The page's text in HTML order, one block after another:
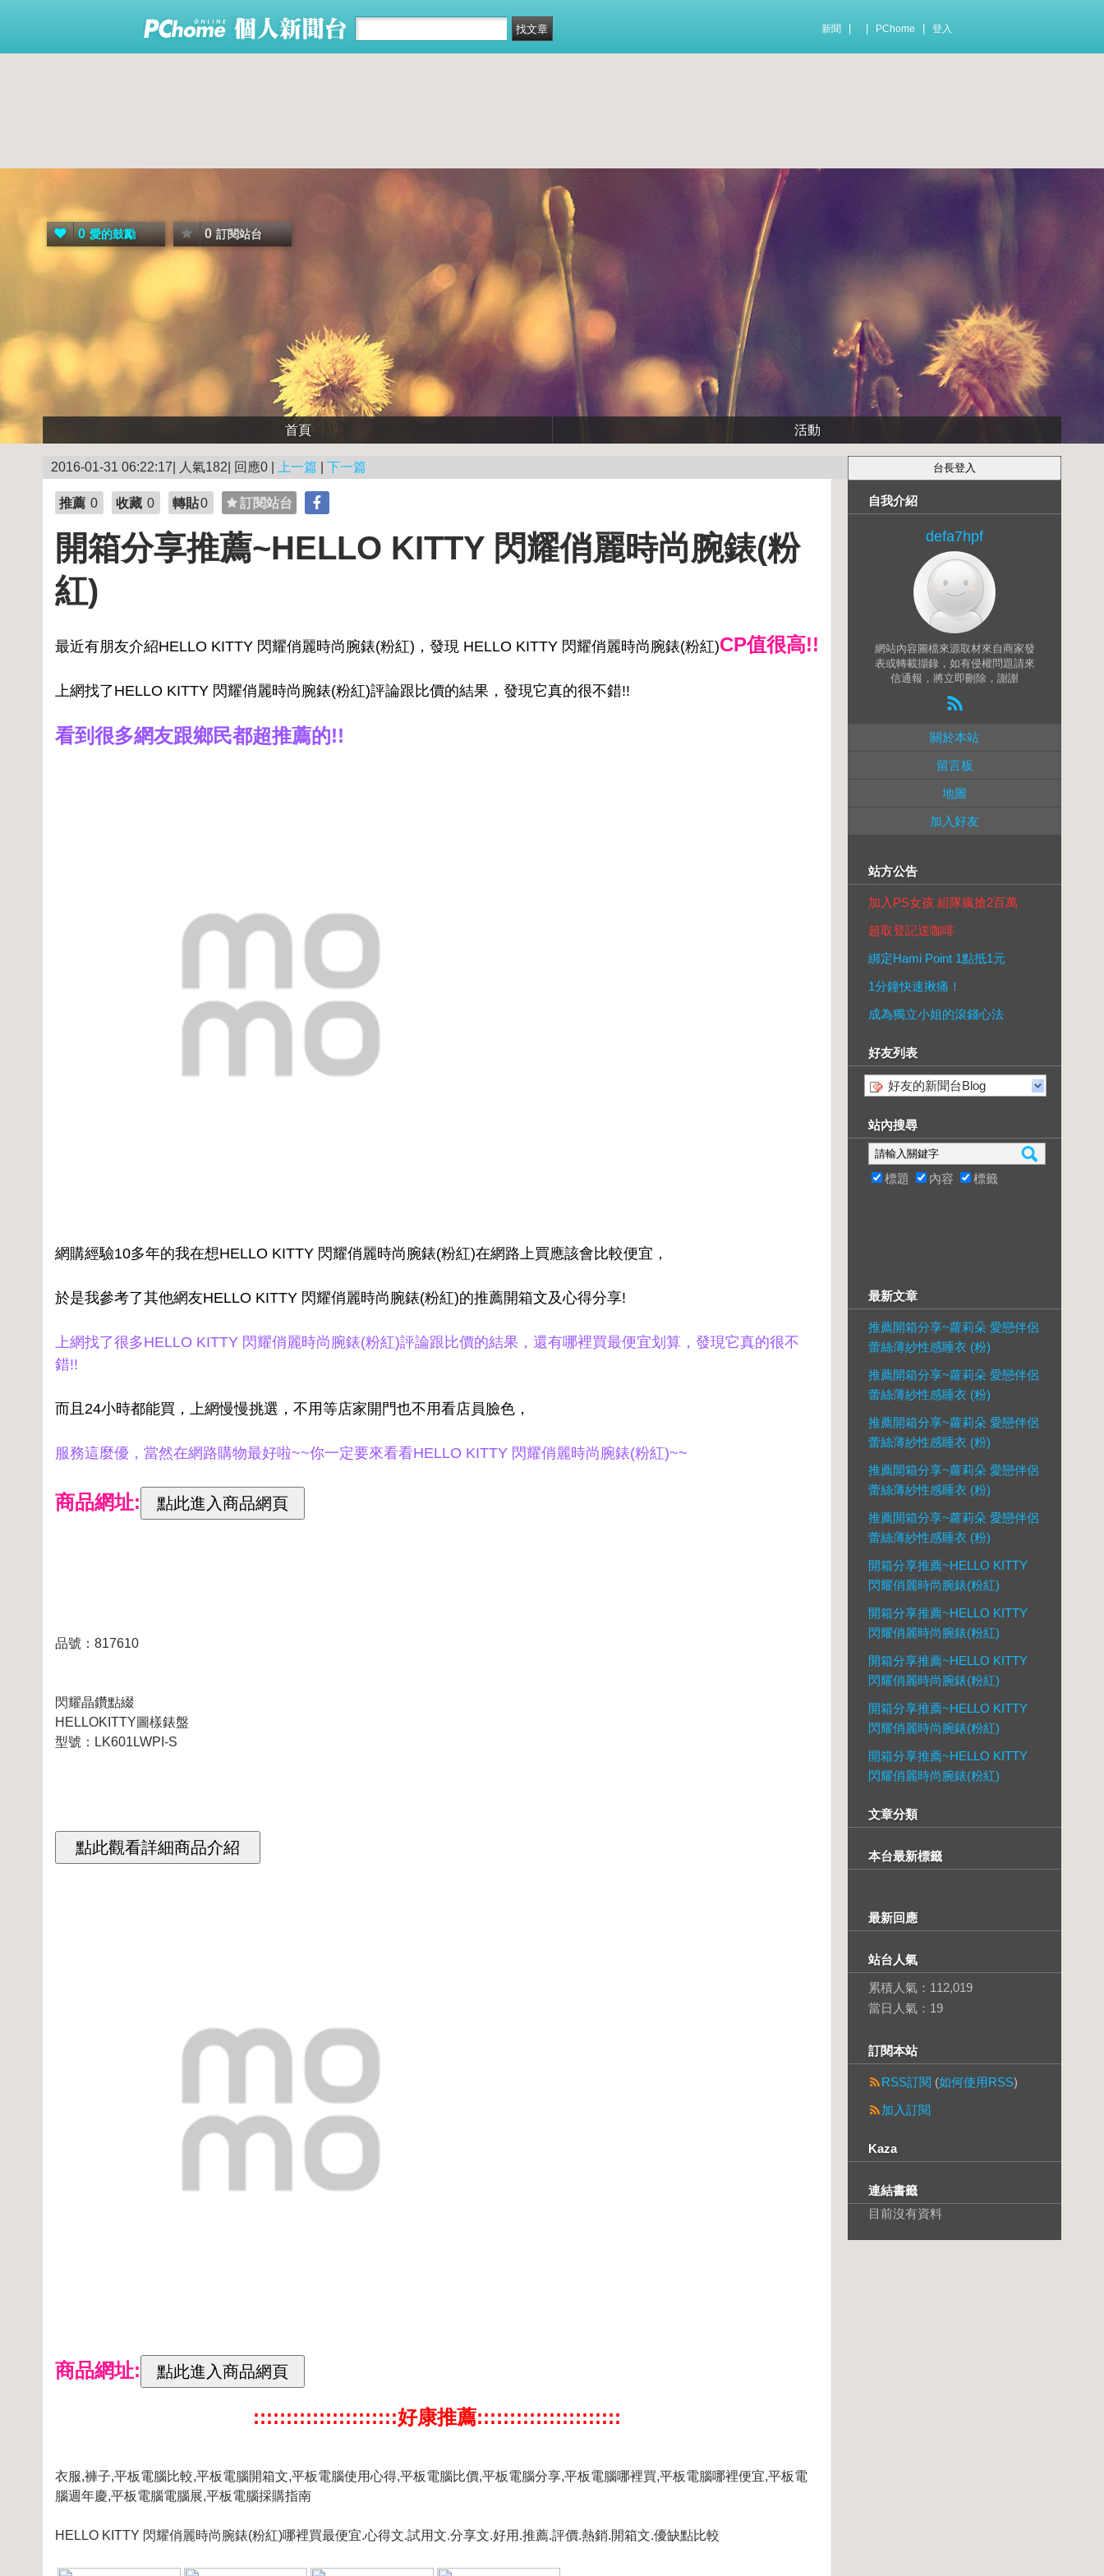
新聞 PChome 登入
0 愛的鼓勵 0 訂閱站台
首頁 活動
2016-01-31 06:22:17| 人氣182| 回應0 | 上一篇 下一篇
推薦 0 收藏 0 轉貼0 訂閱站台
開箱分享推薦~HELLO KITTY 閃耀俏麗時尚腕錶(粉
紅)
最近有朋友介紹HELLO KITTY 閃耀俏麗時尚腕錶(粉紅)，發現 HELLO KITTY 閃耀俏麗時尚腕錶(粉紅)CP值很高!!
上網找了HELLO KITTY 閃耀俏麗時尚腕錶(粉紅)評論跟比價的結果，發現它真的很不錯!!
看到很多網友跟鄉民都超推薦的!!
網購經驗10多年的我在想HELLO KITTY 閃耀俏麗時尚腕錶(粉紅)在網路上買應該會比較便宜，
於是我參考了其他網友HELLO KITTY 閃耀俏麗時尚腕錶(粉紅)的推薦開箱文及心得分享!
上網找了很多HELLO KITTY 閃耀俏麗時尚腕錶(粉紅)評論跟比價的結果，還有哪裡買最便宜划算，發現它真的很不
錯!!
而且24小時都能買，上網慢慢挑選，不用等店家開門也不用看店員臉色，
服務這麼優，當然在網路購物最好啦~~你一定要來看看HELLO KITTY 閃耀俏麗時尚腕錶(粉紅)~~
商品網址:
品號：817610
閃耀晶鑽點綴
HELLOKITTY圖樣錶盤
型號：LK601LWPI-S
商品網址:
::::::::::::::::::::::好康推薦::::::::::::::::::::::
衣服,褲子,平板電腦比較,平板電腦開箱文,平板電腦使用心得,平板電腦比價,平板電腦分享,平板電腦哪裡買,平板電腦哪裡便宜,平板電
腦週年慶,平板電腦電腦展,平板電腦採購指南
HELLO KITTY 閃耀俏麗時尚腕錶(粉紅)哪裡買最便宜.心得文.試用文.分享文.好用.推薦.評價.熱銷.開箱文.優缺點比較
自我介紹
defa7hpf
網站內容圖檔來源取材來自商家發
表或轉載擷錄，如有侵權問題請來
信通報，將立即刪除，謝謝
關於本站
留言板
地圖
加入好友
站方公告
加入PS女孩 組隊瘋搶2百萬
超取登記送咖啡
綁定Hami Point 1點抵1元
1分鐘快速揪痛！
成為獨立小姐的滾錢心法
好友列表
好友的新聞台Blog
站內搜尋
標題 內容 標籤
最新文章
推薦開箱分享~蘿莉朵 愛戀伴侶
蕾絲薄紗性感睡衣 (粉)
推薦開箱分享~蘿莉朵 愛戀伴侶
蕾絲薄紗性感睡衣 (粉)
推薦開箱分享~蘿莉朵 愛戀伴侶
蕾絲薄紗性感睡衣 (粉)
推薦開箱分享~蘿莉朵 愛戀伴侶
蕾絲薄紗性感睡衣 (粉)
推薦開箱分享~蘿莉朵 愛戀伴侶
蕾絲薄紗性感睡衣 (粉)
開箱分享推薦~HELLO KITTY
閃耀俏麗時尚腕錶(粉紅)
開箱分享推薦~HELLO KITTY
閃耀俏麗時尚腕錶(粉紅)
開箱分享推薦~HELLO KITTY
閃耀俏麗時尚腕錶(粉紅)
開箱分享推薦~HELLO KITTY
閃耀俏麗時尚腕錶(粉紅)
開箱分享推薦~HELLO KITTY
閃耀俏麗時尚腕錶(粉紅)
文章分類
本台最新標籤
最新回應
站台人氣
累積人氣： 112,019
當日人氣： 19
訂閱本站
RSS訂閱 (如何使用RSS)
加入訂閱
Kaza
連結書籤
目前沒有資料